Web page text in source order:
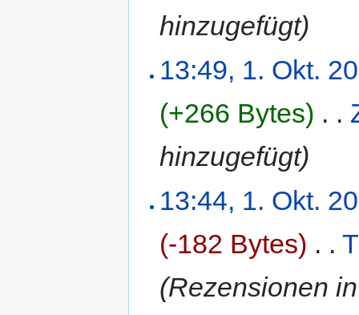
hinzugefügt)
13:49, 1. Okt.
(+266 Bytes) . .
hinzugefügt)
13:44, 1. Okt.
(-182 Bytes) . .
(Rezensionen